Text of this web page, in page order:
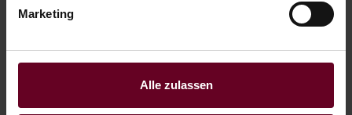
Marketing
Alle zulassen
ab € 568,– pro Person
WEITERLESEN